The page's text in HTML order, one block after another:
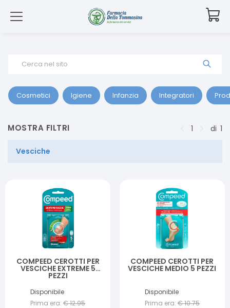
Cerca nel sito
Cosmetici Igiene Infanzia Integratori
MOSTRA FILTRI 1 di 1
Vesciche
COMPEED CEROTTI PER
VESCICHE EXTREME 5
PEZZI
Disponibile
Prima era: €12.95
COMPEED CEROTTI PER
VESCICHE MEDIO 5 PEZZI
Disponibile
Prima era: €10.75